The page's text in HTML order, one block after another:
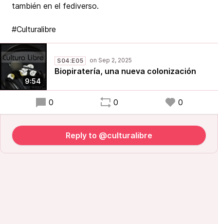
también en el fediverso.
#Culturalibre
9:54
S04:E05
Biopiratería, una nueva colonización
0 0 0
Reply to @culturalibre